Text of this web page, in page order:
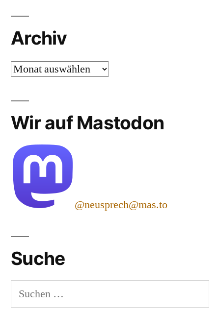
Archiv
Archiv
Wir auf Mastodon
@neusprech@mas.to
Suche
Suchen
nach: